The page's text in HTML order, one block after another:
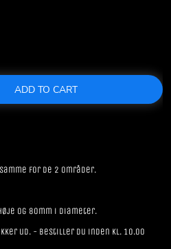
ADD TO CART
for de 2 områder.
og 80mm i diameter.
ud. - Bestiller du inden kl. 10.00